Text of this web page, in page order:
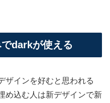
darkが使える
インを好むと思われる
め込む人は新デザインで新